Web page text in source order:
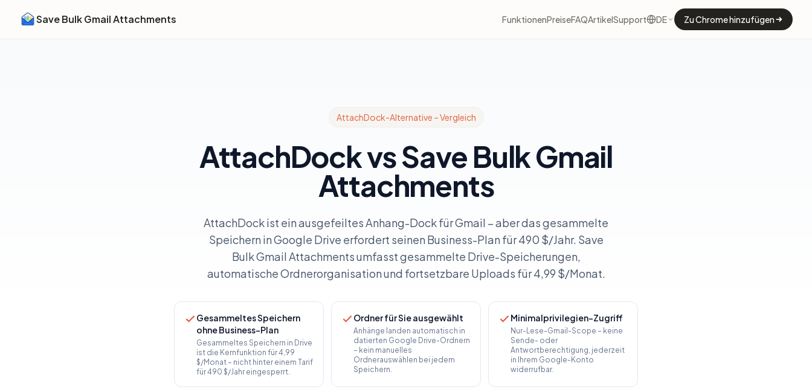
Save Bulk Gmail Attachments FunktionenPreiseFAQArtikelSupport DE Zu Chrome hinzufügen
AttachDock-Alternative – Vergleich
AttachDock vs Save Bulk Gmail
Attachments
AttachDock ist ein ausgefeiltes Anhang-Dock für Gmail – aber das gesammelte
Speichern in Google Drive erfordert seinen Business-Plan für 490 $/Jahr. Save
Bulk Gmail Attachments umfasst gesammelte Drive-Speicherungen,
automatische Ordnerorganisation und fortsetzbare Uploads für 4,99 $/Monat.
Gesammeltes Speichern
ohne Business-Plan
Gesammeltes Speichern in Drive
ist die Kernfunktion für 4,99
$/Monat – nicht hinter einem Tarif
für 490 $/Jahr eingesperrt.
Ordner für Sie ausgewählt
Anhänge landen automatisch in
datierten Google Drive-Ordnern
– kein manuelles
Ordnerauswählen bei jedem
Speichern.
Minimalprivilegien-Zugriff
Nur-Lese-Gmail-Scope – keine
Sende- oder
Antwortberechtigung, jederzeit
in Ihrem Google-Konto
widerrufbar.